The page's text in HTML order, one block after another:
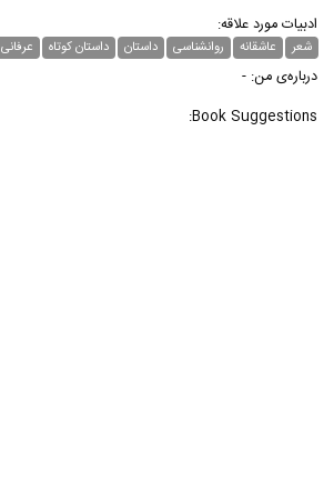
ادبیات مورد علاقه:
شعر عاشقانه روانشناسی داستان داستان کوتاه عرفانی
درباره‌ی من: -
Book Suggestions: